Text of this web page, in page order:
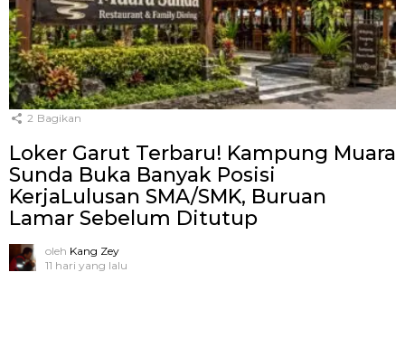
2 Bagikan
Loker Garut Terbaru! Kampung Muara
Sunda Buka Banyak Posisi
KerjaLulusan SMA/SMK, Buruan
Lamar Sebelum Ditutup
oleh Kang Zey
11 hari yang lalu